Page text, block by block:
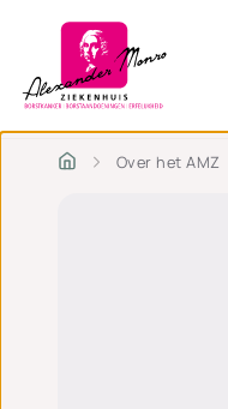
Over het AMZ